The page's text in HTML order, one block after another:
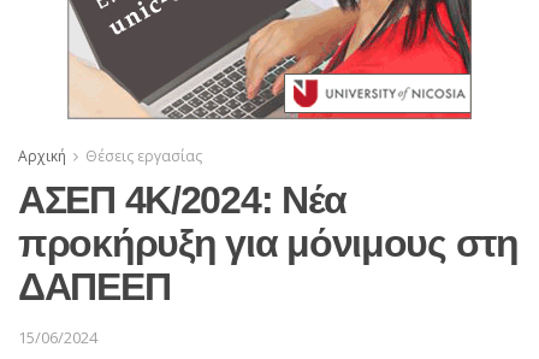
Αρχική Θέσεις εργασίας
ΑΣΕΠ 4Κ/2024: Νέα
προκήρυξη για μόνιμους στη
ΔΑΠΕΕΠ
15/06/2024